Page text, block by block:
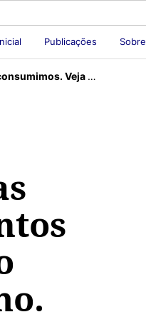
Publicações Sobre
las do seu organismo.